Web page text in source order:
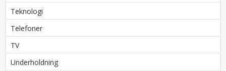
Teknologi
Telefoner
TV
Underholdning